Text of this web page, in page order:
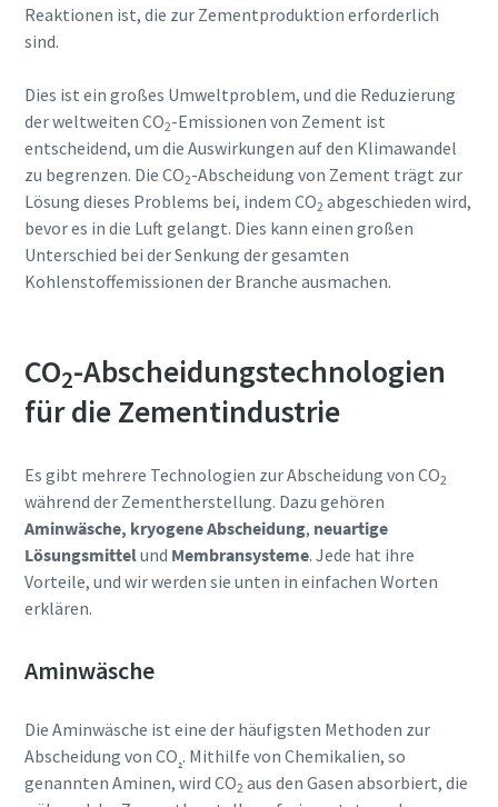
Reaktionen ist, die zur Zementproduktion erforderlich
sind.
Dies ist ein großes Umweltproblem, und die Reduzierung
der weltweiten CO2-Emissionen von Zement ist
entscheidend, um die Auswirkungen auf den Klimawandel
zu begrenzen. Die CO2-Abscheidung von Zement trägt zur
Lösung dieses Problems bei, indem CO2 abgeschieden wird,
bevor es in die Luft gelangt. Dies kann einen großen
Unterschied bei der Senkung der gesamten
Kohlenstoffemissionen der Branche ausmachen.
CO2-Abscheidungstechnologien
für die Zementindustrie
Es gibt mehrere Technologien zur Abscheidung von CO2
während der Zementherstellung. Dazu gehören
Aminwäsche, kryogene Abscheidung, neuartige
Lösungsmittelund Membransysteme. Jede hat ihre
Vorteile, und wir werden sie unten in einfachen Worten
erklären.
Aminwäsche
Die Aminwäsche ist eine der häufigsten Methoden zur
Abscheidung von CO₂. Mithilfe von Chemikalien, so
genannten Aminen, wird CO2 aus den Gasen absorbiert, die